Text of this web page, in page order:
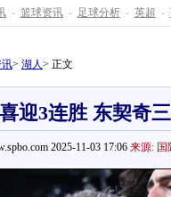
- 篮球资讯 - 足球分析 - 英超 -
> 湖人> 正文
迎3连胜 东契奇
2025-11-03 17:06 来源: 国